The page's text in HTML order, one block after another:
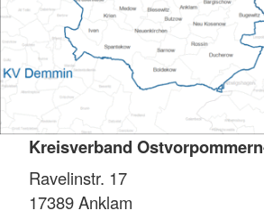
Kreisverband
Ravelinstr. 17
17389Anklam